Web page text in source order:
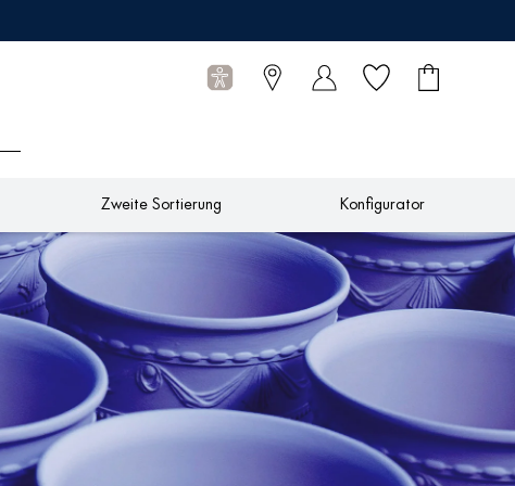
Wunschliste
Warenkorb
0
Zweite Sortierung Konfigurator